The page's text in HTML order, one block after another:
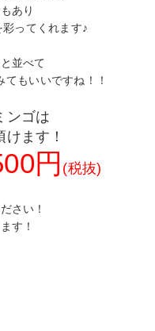
あり
ってくれます♪
並べて
もいいですね！！
ンゴは
ます！
円 (税抜)
さい！
す！